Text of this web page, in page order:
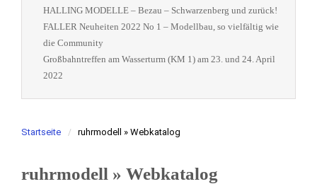
HALLING MODELLE – Bezau – Schwarzenberg und zurück!
FALLER Neuheiten 2022 No 1 – Modellbau, so vielfältig wie
die Community
Großbahntreffen am Wasserturm (KM 1) am 23. und 24. April
2022
Startseite ruhrmodell » Webkatalog
ruhrmodell » Webkatalog